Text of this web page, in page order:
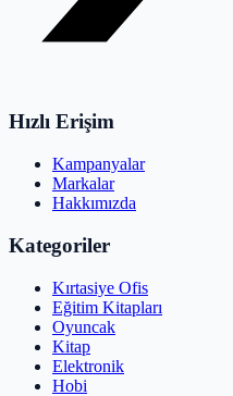
Hızlı Erişim
Kampanyalar
Markalar
Hakkımızda
Kategoriler
Kırtasiye Ofis
Eğitim Kitapları
Oyuncak
Kitap
Elektronik
Hobi